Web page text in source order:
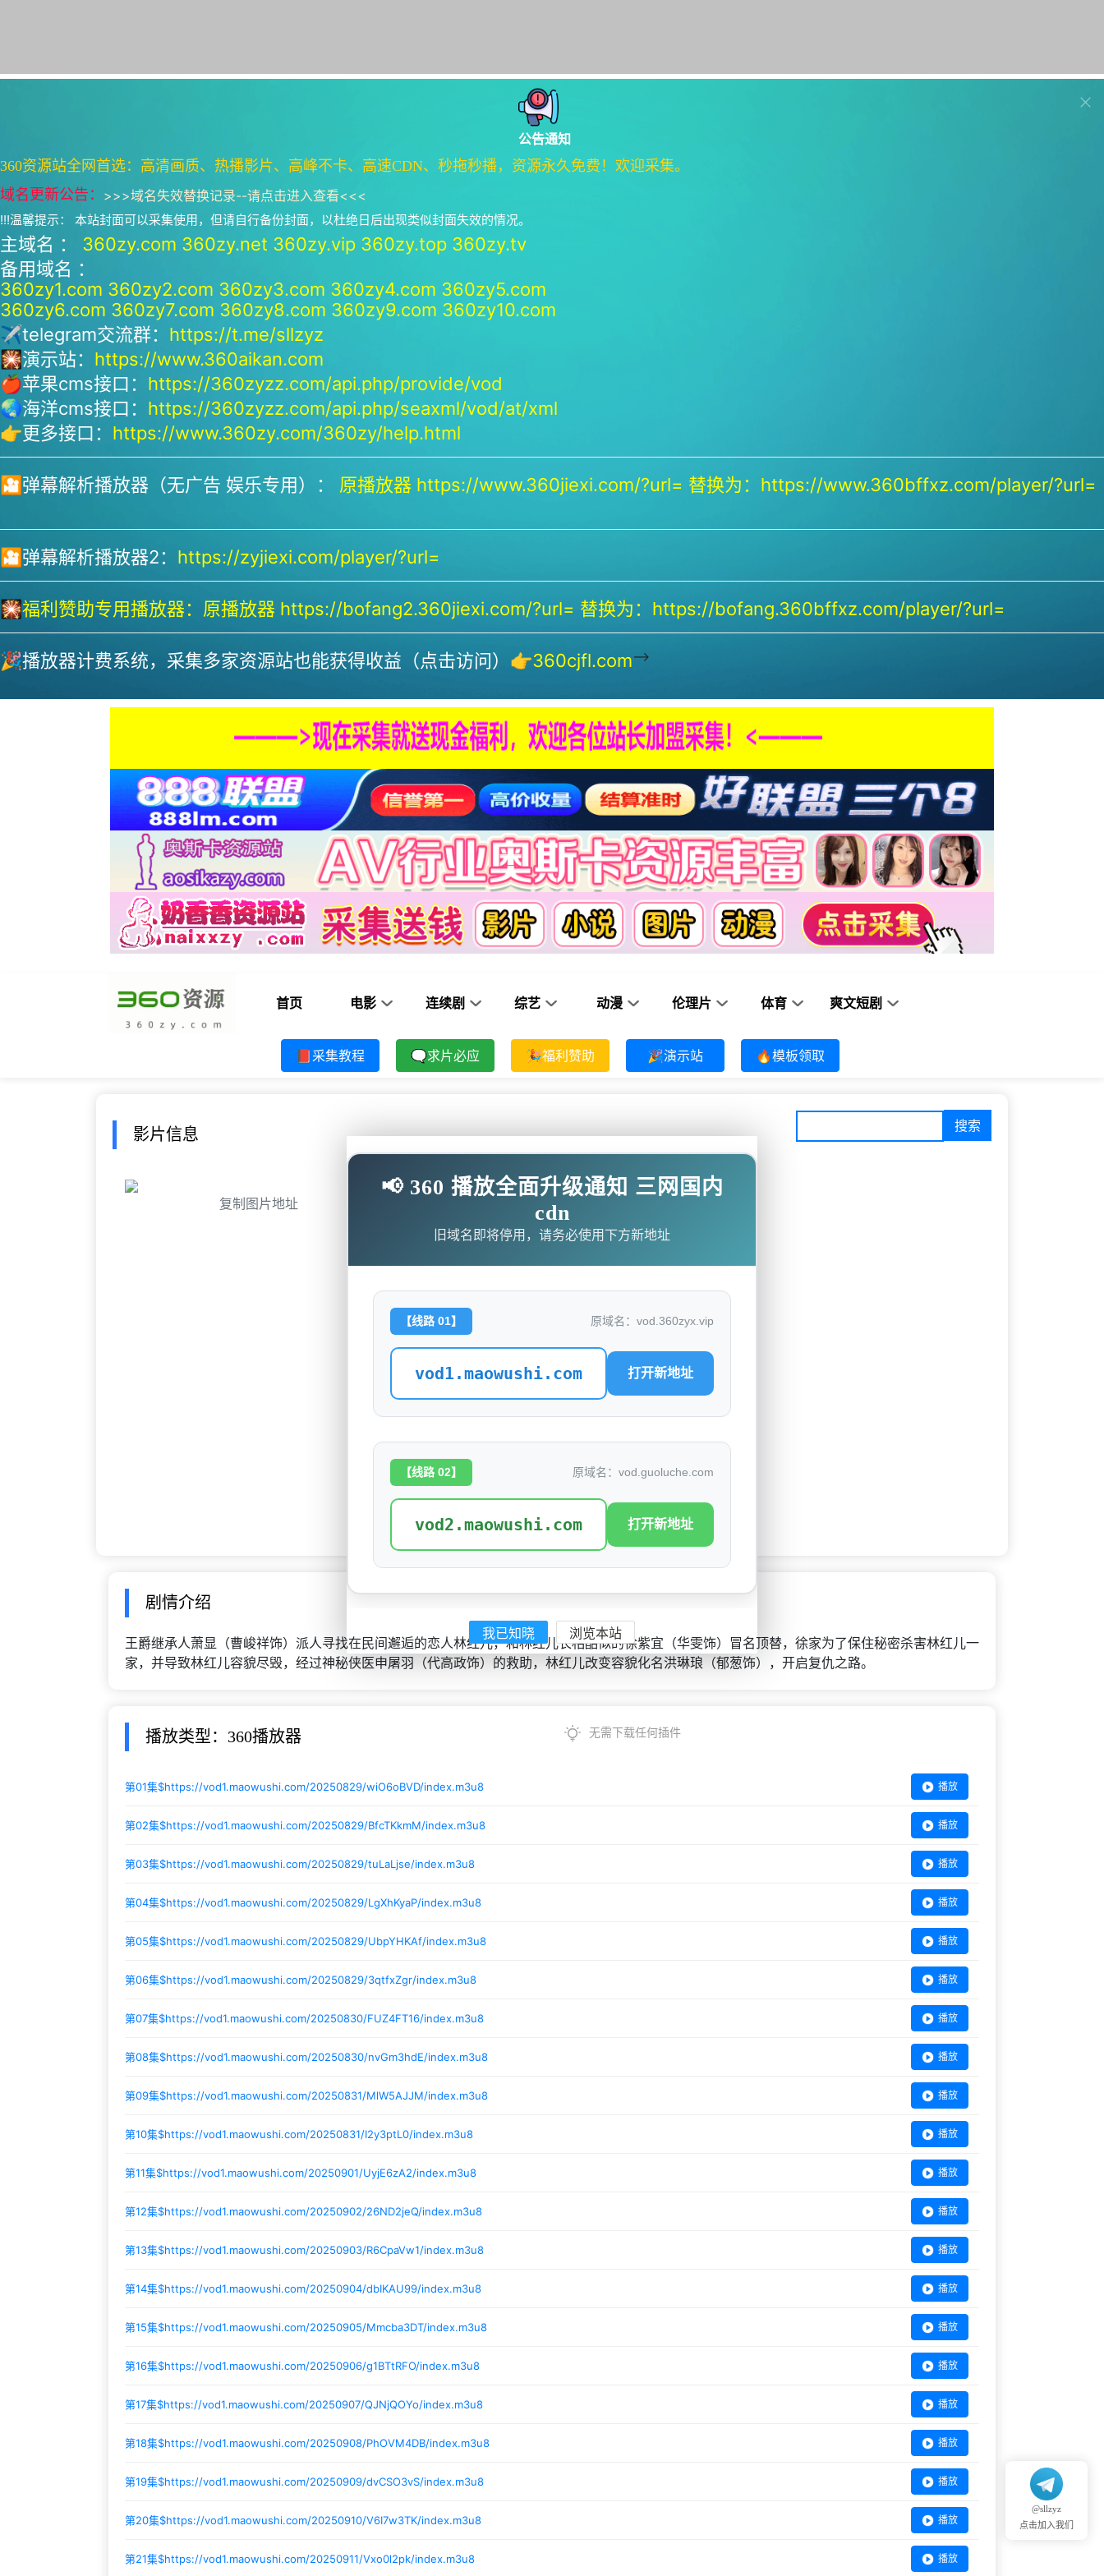
公告通知
360资源站全网首选：高清画质、热播影片、高峰不卡、高速CDN、秒拖秒播，资源永久免费！欢迎采集。
域名更新公告： >>>域名失效替换记录--请点击进入查看<<<
!!!温馨提示： 本站封面可以采集使用，但请自行备份封面，以杜绝日后出现类似封面失效的情况。
主域名 ： 360zy.com 360zy.net 360zy.vip 360zy.top 360zy.tv
备用域名 ：
360zy1.com 360zy2.com 360zy3.com 360zy4.com 360zy5.com
360zy6.com 360zy7.com 360zy8.com 360zy9.com 360zy10.com
✈telegram交流群： https://t.me/sllzyz
🎇演示站： https://www.360aikan.com
🍎苹果cms接口： https://360zyzz.com/api.php/provide/vod
🌏海洋cms接口： https://360zyzz.com/api.php/seaxml/vod/at/xml
👉更多接口： https://www.360zy.com/360zy/help.html
🎦弹幕解析播放器（无广告 娱乐专用）： 原播放器 https://www.360jiexi.com/?url= 替换为：https://www.360bffxz.com/player/?url=
🎦弹幕解析播放器2： https://zyjiexi.com/player/?url=
🎇福利赞助专用播放器： 原播放器 https://bofang2.360jiexi.com/?url= 替换为：https://bofang.360bffxz.com/player/?url=
🎉播放器计费系统，采集多家资源站也能获得收益（点击访问）👉360cjfl.com-->
首页 电影 连续剧 综艺 动漫 伦理片 体育 爽文短剧
📕采集教程 🗨求片必应 🎉福利赞助 🎉演示站 🔥模板领取
影片信息
复制图片地址
进阶的王妃 评分: 4.3
别名：TheQueenofattack
地区：中国大陆
类型：
主演：郁葱,代高政,曹峻祥,华雯
上映日期：
豆瓣ID：37395650
剧情介绍
王爵继承人萧显（曹峻祥饰）派人寻找在民间邂逅的恋人林红儿，和林红儿长相酷似的徐紫宜（华雯饰）冒名顶替，徐家为了保住秘密杀害林红儿一
家，并导致林红儿容貌尽毁，经过神秘侠医申屠羽（代高政饰）的救助，林红儿改变容貌化名洪琳琅（郁葱饰），开启复仇之路。
播放类型：360播放器 无需下载任何插件
第01集$https://vod1.maowushi.com/20250829/wiO6oBVD/index.m3u8 播放
第02集$https://vod1.maowushi.com/20250829/BfcTKkmM/index.m3u8 播放
第03集$https://vod1.maowushi.com/20250829/tuLaLjse/index.m3u8 播放
第04集$https://vod1.maowushi.com/20250829/LgXhKyaP/index.m3u8 播放
第05集$https://vod1.maowushi.com/20250829/UbpYHKAf/index.m3u8 播放
第06集$https://vod1.maowushi.com/20250829/3qtfxZgr/index.m3u8 播放
第07集$https://vod1.maowushi.com/20250830/FUZ4FT16/index.m3u8 播放
第08集$https://vod1.maowushi.com/20250830/nvGm3hdE/index.m3u8 播放
第09集$https://vod1.maowushi.com/20250831/MlW5AJJM/index.m3u8 播放
第10集$https://vod1.maowushi.com/20250831/I2y3ptL0/index.m3u8 播放
第11集$https://vod1.maowushi.com/20250901/UyjE6zA2/index.m3u8 播放
第12集$https://vod1.maowushi.com/20250902/26ND2jeQ/index.m3u8 播放
第13集$https://vod1.maowushi.com/20250903/R6CpaVw1/index.m3u8 播放
第14集$https://vod1.maowushi.com/20250904/dbIKAU99/index.m3u8 播放
第15集$https://vod1.maowushi.com/20250905/Mmcba3DT/index.m3u8 播放
第16集$https://vod1.maowushi.com/20250906/g1BTtRFO/index.m3u8 播放
第17集$https://vod1.maowushi.com/20250907/QJNjQOYo/index.m3u8 播放
第18集$https://vod1.maowushi.com/20250908/PhOVM4DB/index.m3u8 播放
第19集$https://vod1.maowushi.com/20250909/dvCSO3vS/index.m3u8 播放
第20集$https://vod1.maowushi.com/20250910/V6I7w3TK/index.m3u8 播放
第21集$https://vod1.maowushi.com/20250911/Vxo0l2pk/index.m3u8 播放
@sllzyz
点击加入我们
📢 360 播放全面升级通知 三网国内
cdn
旧域名即将停用，请务必使用下方新地址
【线路 01】 原域名：vod.360zyx.vip
vod1.maowushi.com 打开新地址
【线路 02】 原域名：vod.guoluche.com
vod2.maowushi.com 打开新地址
我已知晓 浏览本站